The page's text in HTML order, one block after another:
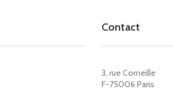
Contact
3, rue Corneille
F-75006 Paris